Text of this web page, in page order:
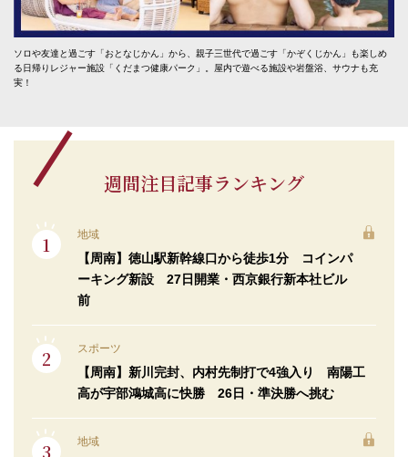
ソロや友達と過ごす「おとなじかん」から、親子三世代で過ごす「かぞくじかん」も楽しめ
る日帰りレジャー施設「くだまつ健康パーク」。屋内で遊べる施設や岩盤浴、サウナも充
実！
週間注目記事ランキング
地域
【周南】徳山駅新幹線口から徒歩1分 コインパ
ーキング新設 27日開業・西京銀行新本社ビル
前
スポーツ
【周南】新川完封、内村先制打で4強入り 南陽工
高が宇部鴻城高に快勝 26日・準決勝へ挑む
地域